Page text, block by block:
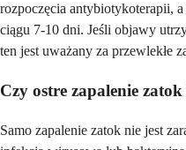
rozpoczęcia antybiotykoterapii,
ciągu 7-10 dni. Jeśli objawy
ten jest uważany za przewlekłe
Czy ostre zapalenie
Samo zapalenie zatok nie jest